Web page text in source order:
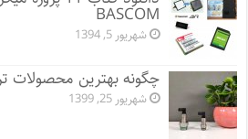
BASCOM
شهریور 5, 1394
چگونه بهترین محصولات
شهریور 25, 1399